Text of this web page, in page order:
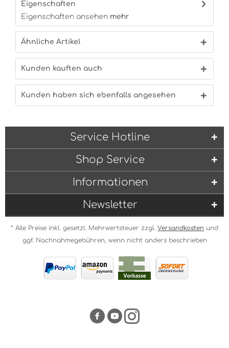
Eigenschaften
Eigenschaften ansehen mehr
Ähnliche Artikel
Kunden kauften auch
Kunden haben sich ebenfalls angesehen
Service Hotline
Shop Service
Informationen
Newsletter
* Alle Preise inkl. gesetzl. Mehrwertsteuer zzgl. Versandkosten und
ggf. Nachnahmegebühren, wenn nicht anders beschrieben